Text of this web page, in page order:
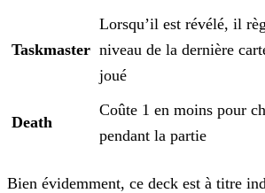
Taskmaster
Lorsqu’il est révélé, il
niveau de la dernière
joué
Death
Coûte 1 en moins pour
pendant la partie
Bien évidemment, ce deck est à titre